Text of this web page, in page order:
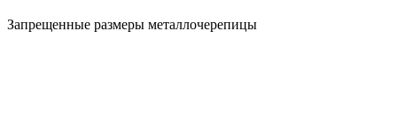
Запрещенные размеры металлочерепицы